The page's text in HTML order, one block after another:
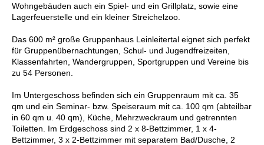
Wohngebäuden auch ein Spiel- und ein Grillplatz, sowie eine
Lagerfeuerstelle und ein kleiner Streichelzoo.
Das 600 m² große Gruppenhaus Leinleitertal eignet sich perfekt
für Gruppenübernachtungen, Schul- und Jugendfreizeiten,
Klassenfahrten, Wandergruppen, Sportgruppen und Vereine bis
zu 54 Personen.
Im Untergeschoss befinden sich ein Gruppenraum mit ca. 35
qm und ein Seminar- bzw. Speiseraum mit ca. 100 qm (abteilbar
in 60 qm u. 40 qm), Küche, Mehrzweckraum und getrennten
Toiletten. Im Erdgeschoss sind 2 x 8-Bettzimmer, 1 x 4-
Bettzimmer, 3 x 2-Bettzimmer mit separatem Bad/Dusche, 2